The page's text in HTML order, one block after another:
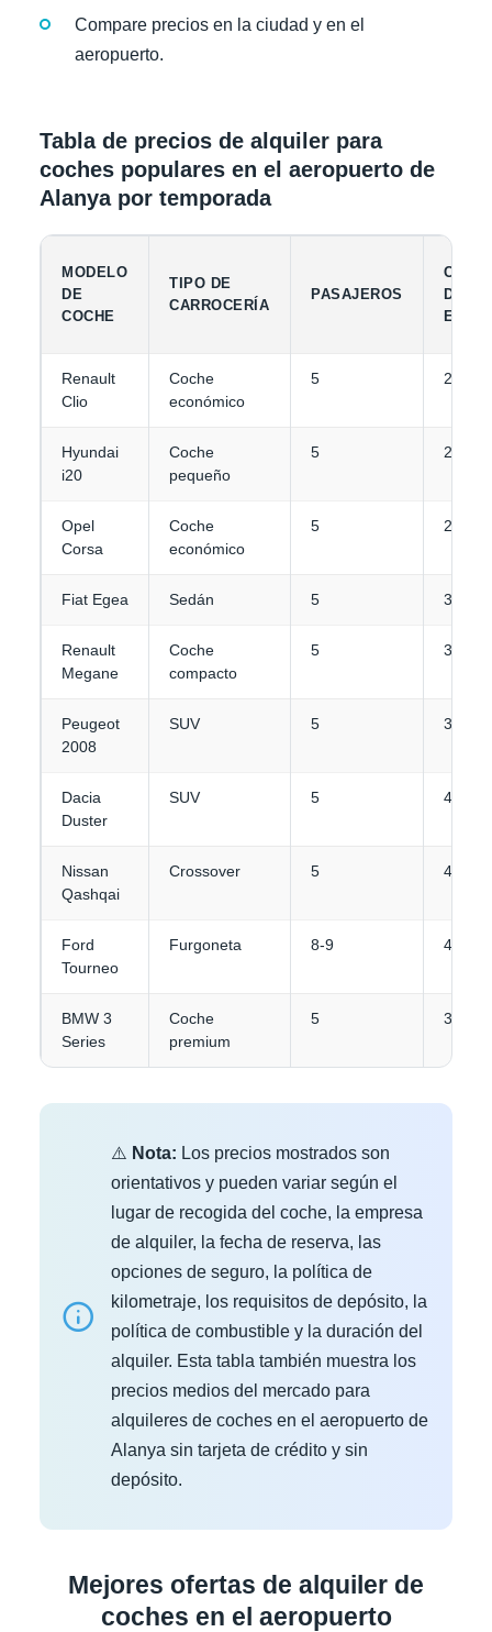
Compare precios en la ciudad y en el
aeropuerto.
Tabla de precios de alquiler para
coches populares en el aeropuerto de
Alanya por temporada
MODELO
DE
COCHE
TIPO DE
CARROCERÍA
PASAJEROS
DE
Renault
Clio
Coche
económico
5 2
Hyundai
i20
Coche
pequeño
5 2-3
Opel
Corsa
Coche
económico
5 2
Fiat Egea Sedán 5 3-4
Renault
Megane
Coche
compacto
5 3-4
Peugeot
2008
SUV 5 3
Dacia
Duster
SUV 5 4
Nissan
Qashqai
Crossover 5 4
Ford
Tourneo
Furgoneta 8-9 4-5
BMW 3
Series
Coche
premium
5 3-4
⚠️ Nota: Los precios mostrados son
orientativos y pueden variar según el
lugar de recogida del coche, la empresa
de alquiler, la fecha de reserva, las
opciones de seguro, la política de
kilometraje, los requisitos de depósito, la
política de combustible y la duración del
alquiler. Esta tabla también muestra los
precios medios del mercado para
alquileres de coches en el aeropuerto de
Alanya sin tarjeta de crédito y sin
depósito.
Mejores ofertas de alquiler de
coches en el aeropuerto